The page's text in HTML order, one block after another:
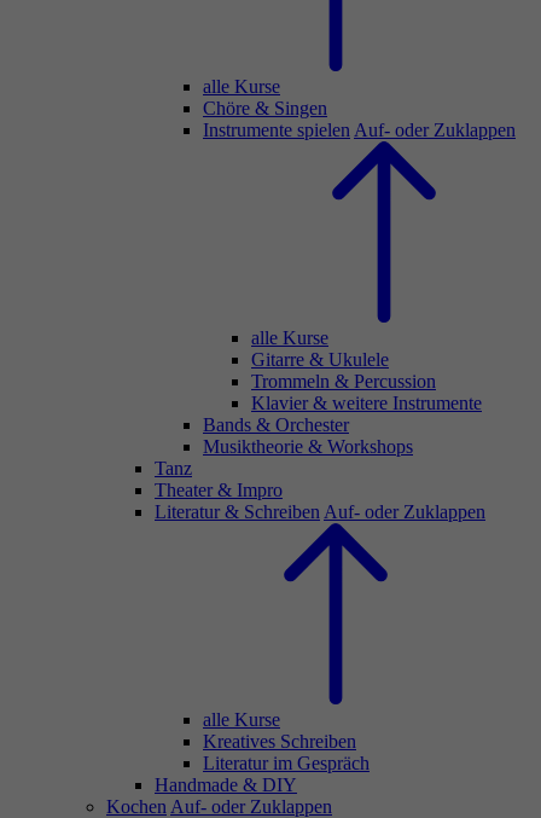
alle Kurse
Chöre & Singen
Instrumente spielen Auf- oder Zuklappen
alle Kurse
Gitarre & Ukulele
Trommeln & Percussion
Klavier & weitere Instrumente
Bands & Orchester
Musiktheorie & Workshops
Tanz
Theater & Impro
Literatur & Schreiben Auf- oder Zuklappen
alle Kurse
Kreatives Schreiben
Literatur im Gespräch
Handmade & DIY
Kochen Auf- oder Zuklappen